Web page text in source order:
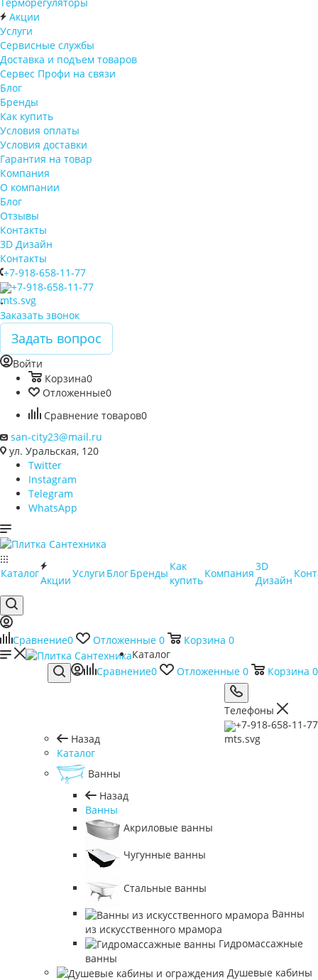
Акции
Услуги
Сервисные службы
Доставка и подъем товаров
Сервес Профи на связи
Блог
Бренды
Как купить
Условия оплаты
Условия доставки
Гарантия на товар
Компания
О компании
Блог
Отзывы
Контакты
3D Дизайн
Контакты
+7-918-658-11-77
+7-918-658-11-77
Заказать звонок
Задать вопрос
Войти
Корзина0
Отложенные0
Сравнение товаров0
san-city23@mail.ru
ул. Уральская, 120
Twitter
Instagram
Telegram
WhatsApp
Каталог
Акции
Услуги БлогБренды
Как
купить
Компания
3D
Дизайн
Сравнение0 Отложенные 0 Корзина 0
Сравнение0 Отложенные 0 Корзина 0
Телефоны
+7-918-658-11-77
Каталог
Назад
Каталог
Ванны
Назад
Ванны
Акриловые ванны
Чугунные ванны
Стальные ванны
Ванны
из искусственного мрамора
Гидромассажные
ванны
Душевые кабины